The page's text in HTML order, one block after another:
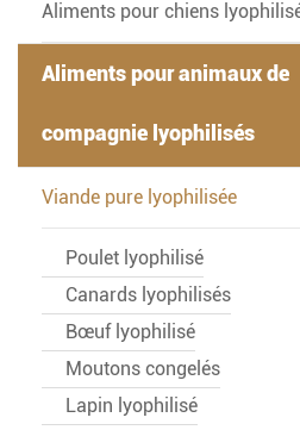
Aliments pour chiens
Aliments pour animaux de
compagnie lyophilisés
Viande pure lyophilisée
Poulet lyophilisé
Canards lyophilisés
Bœuf lyophilisé
Moutons congelés
Lapin lyophilisé